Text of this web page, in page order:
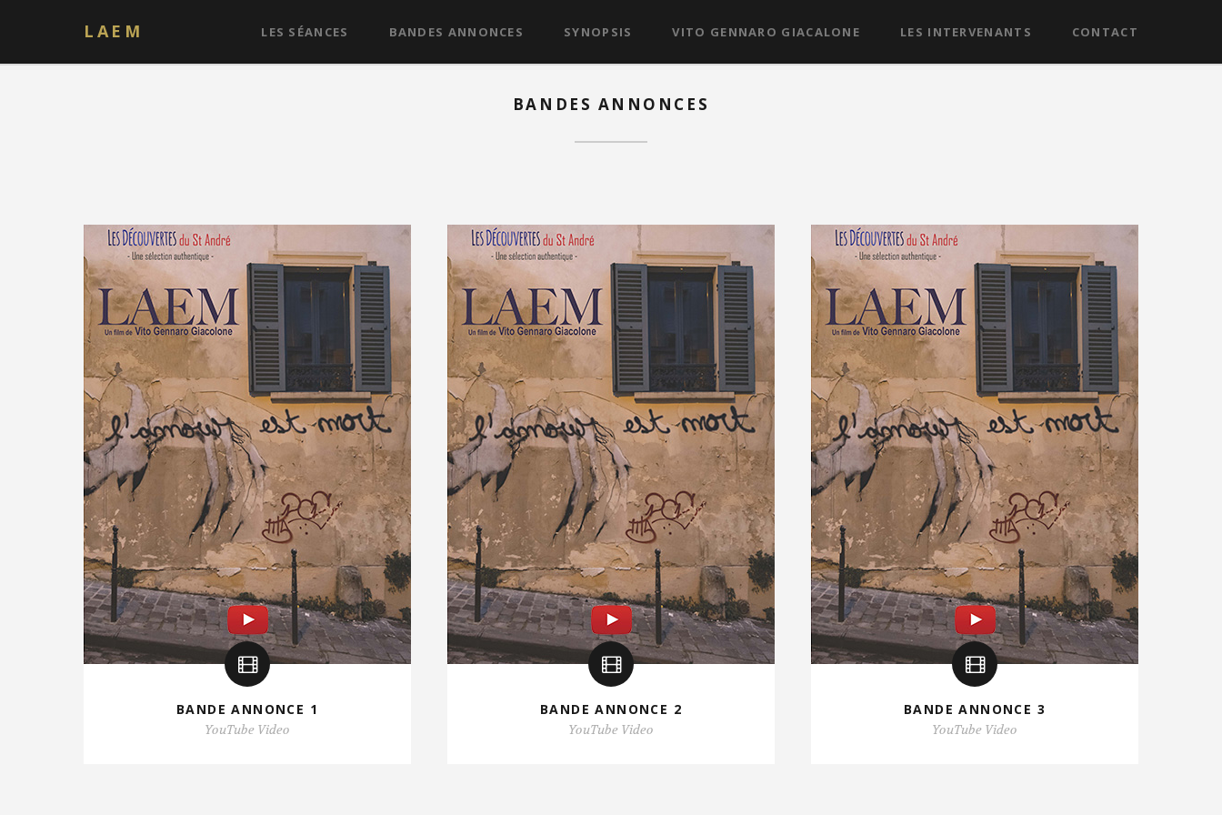
LAEM LES SÉANCES BANDES ANNONCES SYNOPSIS VITO GENNARO GIACALONE LES INTERVENANTS CONTACT
BANDES ANNONCES
BANDE ANNONCE 1
YouTube Video
BANDE ANNONCE 2
YouTube Video
BANDE ANNONCE 3
YouTube Video